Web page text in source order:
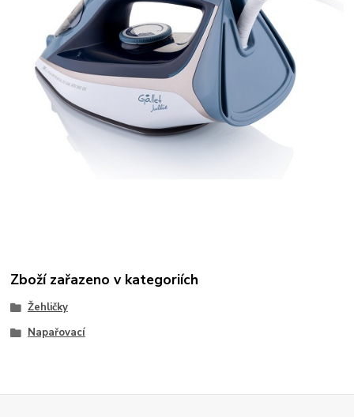
Zboží zařazeno v kategoriích
Žehličky
Napařovací